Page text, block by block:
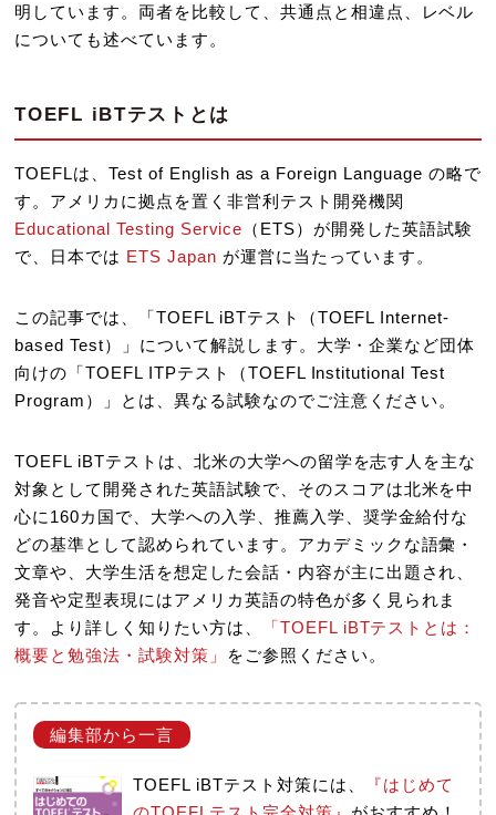
明しています。両者を比較して、共通点と相違点、レベル
についても述べています。
TOEFL iBTテストとは
TOEFLは、Test of English as a Foreign Language の略で
す。アメリカに拠点を置く非営利テスト開発機関
Educational Testing Service （ETS）が開発した英語試験
で、日本では ETS Japan が運営に当たっています。
この記事では、「TOEFL iBTテスト（TOEFL Internet-
based Test）」について解説します。大学・企業など団体
向けの「TOEFL ITPテスト（TOEFL Institutional Test
Program）」とは、異なる試験なのでご注意ください。
TOEFL iBTテストは、北米の大学への留学を志す人を主な
対象として開発された英語試験で、そのスコアは北米を中
心に160カ国で、大学への入学、推薦入学、奨学金給付な
どの基準として認められています。アカデミックな語彙・
文章や、大学生活を想定した会話・内容が主に出題され、
発音や定型表現にはアメリカ英語の特色が多く見られま
す。より詳しく知りたい方は、
「TOEFL iBTテストとは：
概要と勉強法・試験対策」
をご参照ください。
TOEFL iBTテスト対策には、
『はじめて